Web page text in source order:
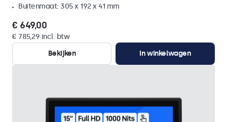
Buitenmaat: 305 x 192 x 41 mm
€ 649,00
€ 785,29 incl. btw
Bekijken
In winkelwagen